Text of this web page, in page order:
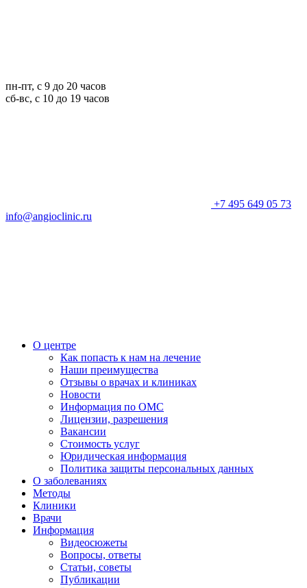
пн-пт, с 9 до 20 часов
сб-вс, с 10 до 19 часов
+7 495 649 05 73
info@angioclinic.ru
О центре
Как попасть к нам на лечение
Наши преимущества
Отзывы о врачах и клиниках
Новости
Информация по ОМС
Лицензии, разрешения
Вакансии
Стоимость услуг
Юридическая информация
Политика защиты персональных данных
О заболеваниях
Методы
Клиники
Врачи
Информация
Видеосюжеты
Вопросы, ответы
Статьи, советы
Публикации